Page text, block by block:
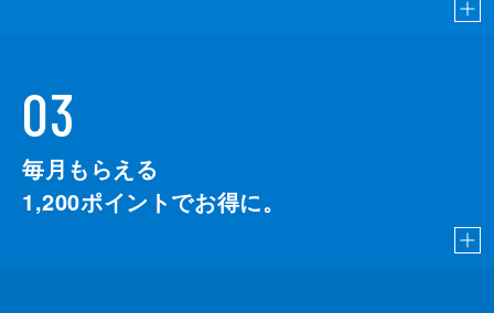
03
毎月もらえる
1,200ポイントでお得に。